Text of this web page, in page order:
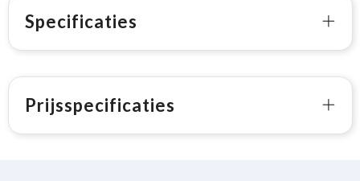
Specificaties
Prijsspecificaties